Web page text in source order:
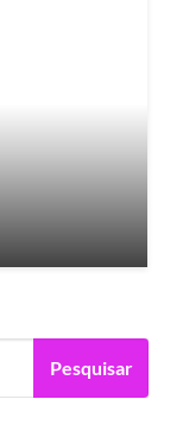
Pesquisar